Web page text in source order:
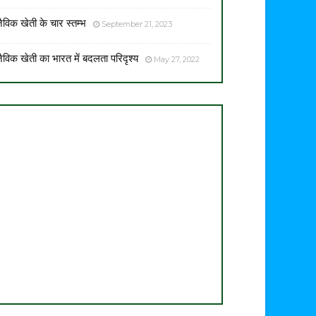
खेती के चार स्तम्भ September 21, 2023
खेती का भारत में बदलता परिदृश्य May 27, 2022